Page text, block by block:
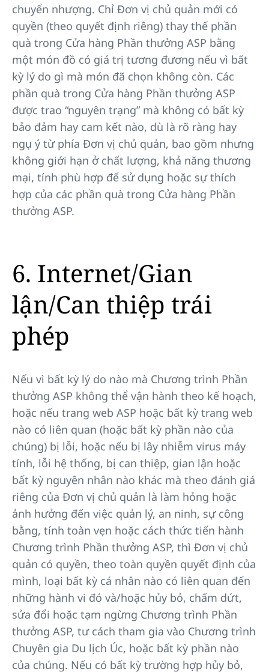
chuyển nhượng. Chỉ Đơn vị chủ quản mới có
quyền (theo quyết định riêng) thay thế phần
quà trong Cửa hàng Phần thưởng ASP bằng
một món đồ có giá trị tương đương nếu vì bất
kỳ lý do gì mà món đã chọn không còn. Các
phần quà trong Cửa hàng Phần thưởng ASP
được trao “nguyên trạng” mà không có bất kỳ
bảo đảm hay cam kết nào, dù là rõ ràng hay
ngụ ý từ phía Đơn vị chủ quản, bao gồm nhưng
không giới hạn ở chất lượng, khả năng thương
mại, tính phù hợp để sử dụng hoặc sự thích
hợp của các phần quà trong Cửa hàng Phần
thưởng ASP.
6. Internet/Gian
lận/Can thiệp trái
phép
Nếu vì bất kỳ lý do nào mà Chương trình Phần
thưởng ASP không thể vận hành theo kế hoạch,
hoặc nếu trang web ASP hoặc bất kỳ trang web
nào có liên quan (hoặc bất kỳ phần nào của
chúng) bị lỗi, hoặc nếu bị lây nhiễm virus máy
tính, lỗi hệ thống, bị can thiệp, gian lận hoặc
bất kỳ nguyên nhân nào khác mà theo đánh giá
riêng của Đơn vị chủ quản là làm hỏng hoặc
ảnh hưởng đến việc quản lý, an ninh, sự công
bằng, tính toàn vẹn hoặc cách thức tiến hành
Chương trình Phần thưởng ASP, thì Đơn vị chủ
quản có quyền, theo toàn quyền quyết định của
mình, loại bất kỳ cá nhân nào có liên quan đến
những hành vi đó và/hoặc hủy bỏ, chấm dứt,
sửa đổi hoặc tạm ngừng Chương trình Phần
thưởng ASP, tư cách tham gia vào Chương trình
Chuyên gia Du lịch Úc, hoặc bất kỳ phần nào
của chúng. Nếu có bất kỳ trường hợp hủy bỏ,